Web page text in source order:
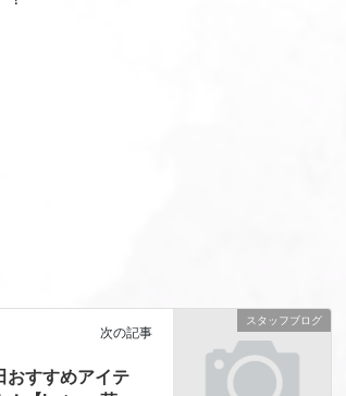
スタッフブログ
次の記事
おすすめアイテ